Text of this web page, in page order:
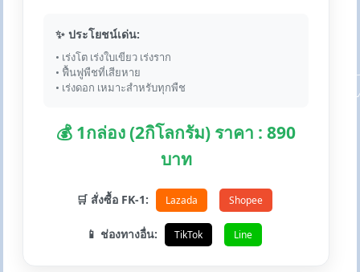
✨ ประโยชน์เด่น:
• เร่งโต เร่งใบเขียว เร่งราก
• ฟื้นฟูพืชที่เสียหาย
• เร่งดอก เหมาะสำหรับทุกพืช
💰 1กล่อง (2กิโลกรัม) ราคา : 890
บาท
🛒 สั่งซื้อ FK-1: Lazada Shopee
📱 ช่องทางอื่น: TikTok Line